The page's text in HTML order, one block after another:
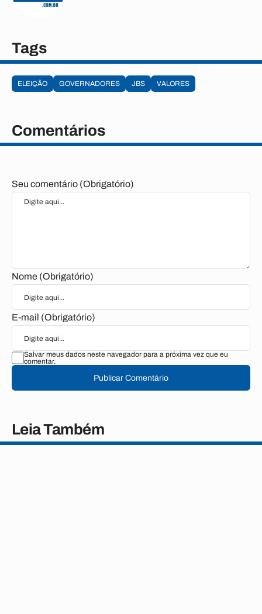
Tags
ELEIÇÃO GOVERNADORES JBS VALORES
Comentários
Seu comentário (Obrigatório)
Nome (Obrigatório)
E-mail (Obrigatório)
Salvar meus dados neste navegador para a próxima vez que eu
comentar.
Publicar Comentário
Leia Também